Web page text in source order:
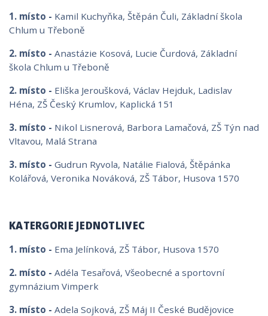
1. místo - Kamil Kuchyňka, Štěpán Čuli, Základní škola
Chlum u Třeboně
2. místo - Anastázie Kosová, Lucie Čurdová, Základní
škola Chlum u Třeboně
2. místo - Eliška Jeroušková, Václav Hejduk, Ladislav
Héna, ZŠ Český Krumlov, Kaplická 151
3. místo - Nikol Lisnerová, Barbora Lamačová, ZŠ Týn nad
Vltavou, Malá Strana
3. místo - Gudrun Ryvola, Natálie Fialová, Štěpánka
Kolářová, Veronika Nováková, ZŠ Tábor, Husova 1570
KATERGORIE JEDNOTLIVEC
1. místo - Ema Jelínková, ZŠ Tábor, Husova 1570
2. místo - Adéla Tesařová, Všeobecné a sportovní
gymnázium Vimperk
3. místo - Adela Sojková, ZŠ Máj II České Budějovice